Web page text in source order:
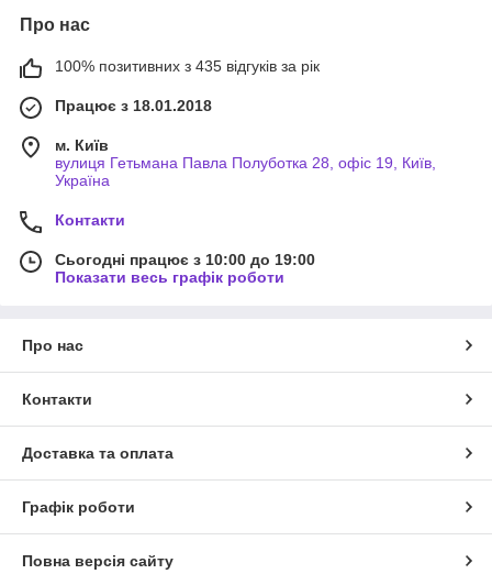
Про нас
100% позитивних з 435 відгуків за рік
Працює з 18.01.2018
м. Київ
вулиця Гетьмана Павла Полуботка 28, офіс 19, Київ,
Україна
Контакти
Сьогодні працює з 10:00 до 19:00
Показати весь графік роботи
Про нас
Контакти
Доставка та оплата
Графік роботи
Повна версія сайту